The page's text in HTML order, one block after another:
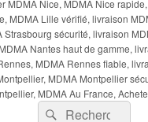
MDMA Nice, MDMA Nice
MDMA Lille vérifié, livraison
Strasbourg sécurité, livraison
Nantes haut de gamme,
MDMA Rennes fiable,
MDMA Montpellier
MDMA Au France,
Recherche :
Rechercher